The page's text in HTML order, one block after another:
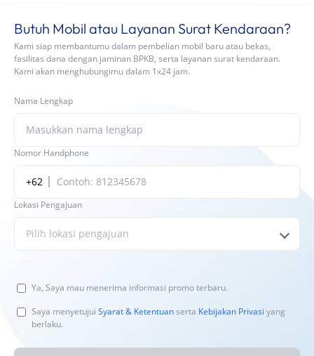
Butuh Mobil atau Layanan Surat Kendaraan?
Kami siap membantumu dalam pembelian mobil baru atau bekas,
fasilitas dana dengan jaminan BPKB, serta layanan surat kendaraan.
Kami akan menghubungimu dalam 1x24 jam.
Nama Lengkap
Nomor Handphone
+62
Lokasi Pengajuan
Pilih lokasi pengajuan
Ya, Saya mau menerima informasi promo terbaru.
Saya menyetujui Syarat & Ketentuanserta Kebijakan Privasi yang
berlaku.